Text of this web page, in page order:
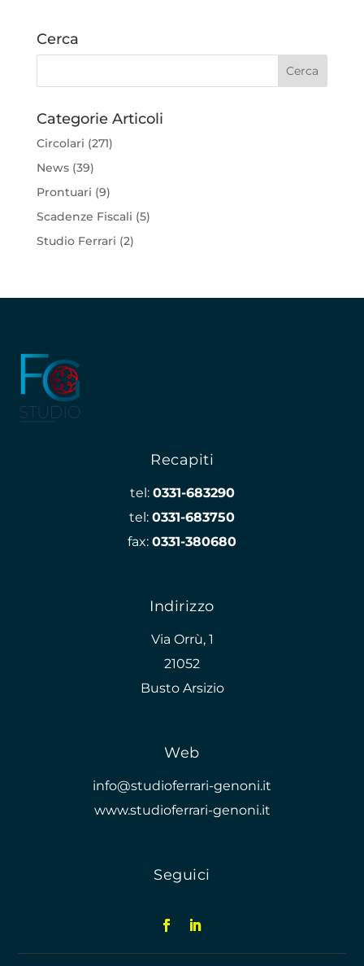
Cerca
Categorie Articoli
Circolari (271)
News(39)
Prontuari (9)
Scadenze Fiscali (5)
Studio Ferrari (2)
Recapiti
tel: 0331-683290
tel: 0331-683750
fax: 0331-380680
Indirizzo
Via Orrù, 1
21052
Busto Arsizio
Web
info@studioferrari-genoni.it
www.studioferrari-genoni.it
Seguici